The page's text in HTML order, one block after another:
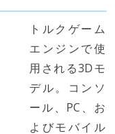
トルクゲーム
エンジンで使
用される3Dモ
デル。コンソ
ール、PC、お
よびモバイル